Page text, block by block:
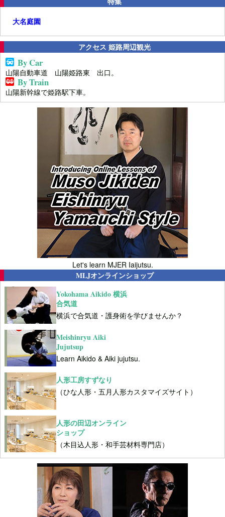
大名庭園
アクセス 姫路周辺観光
By Car
山陽自動車道 山陽姫路東 出口。
By Train
山陽新幹線で姫路駅下車。
Let's learn MJER Iaijutsu.
MLJオンラインショップ
Yokohama Aikido 横浜
合気道
横浜で合気道・護身術を学びませんか？
Meishinryu Aiki
Jujutsup
Learn Aikido & Aiki jujutsu.
人形工房すずなり
（ひな人形・五月人形カスタマイズサイト）
人形の田辺オンライン
ショップ
（木目込人形・和手芸材料専門店）